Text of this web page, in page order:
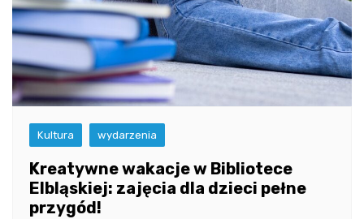
Kultura wydarzenia
Kreatywne wakacje w Bibliotece
Elbląskiej: zajęcia dla dzieci pełne
przygód!